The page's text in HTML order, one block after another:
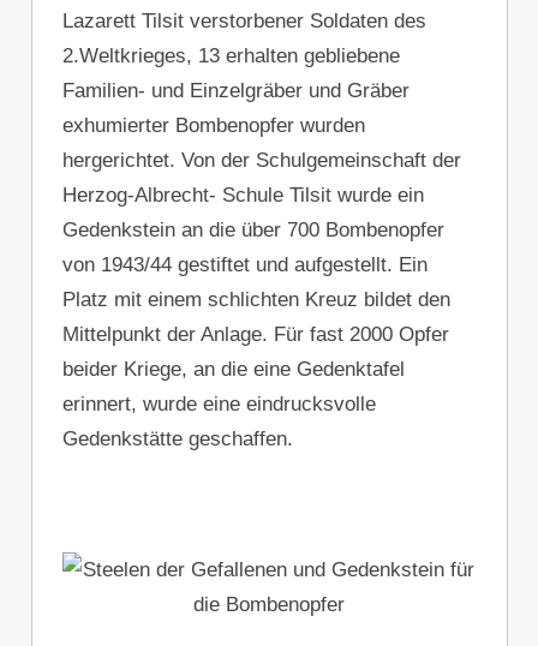
Lazarett Tilsit verstorbener Soldaten des
2.Weltkrieges, 13 erhalten gebliebene
Familien- und Einzelgräber und Gräber
exhumierter Bombenopfer wurden
hergerichtet. Von der Schulgemeinschaft der
Herzog-Albrecht- Schule Tilsit wurde ein
Gedenkstein an die über 700 Bombenopfer
von 1943/44 gestiftet und aufgestellt. Ein
Platz mit einem schlichten Kreuz bildet den
Mittelpunkt der Anlage. Für fast 2000 Opfer
beider Kriege, an die eine Gedenktafel
erinnert, wurde eine eindrucksvolle
Gedenkstätte geschaffen.